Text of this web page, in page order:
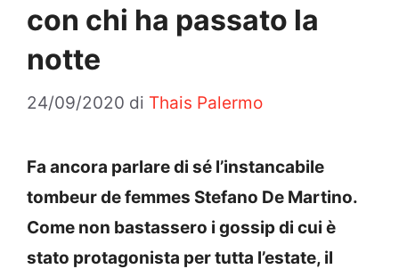
con chi ha passato la
notte
24/09/2020 di Thais Palermo
Fa ancora parlare di sé l’instancabile
tombeur de femmes Stefano De Martino.
Come non bastassero i gossip di cui è
stato protagonista per tutta l’estate, il